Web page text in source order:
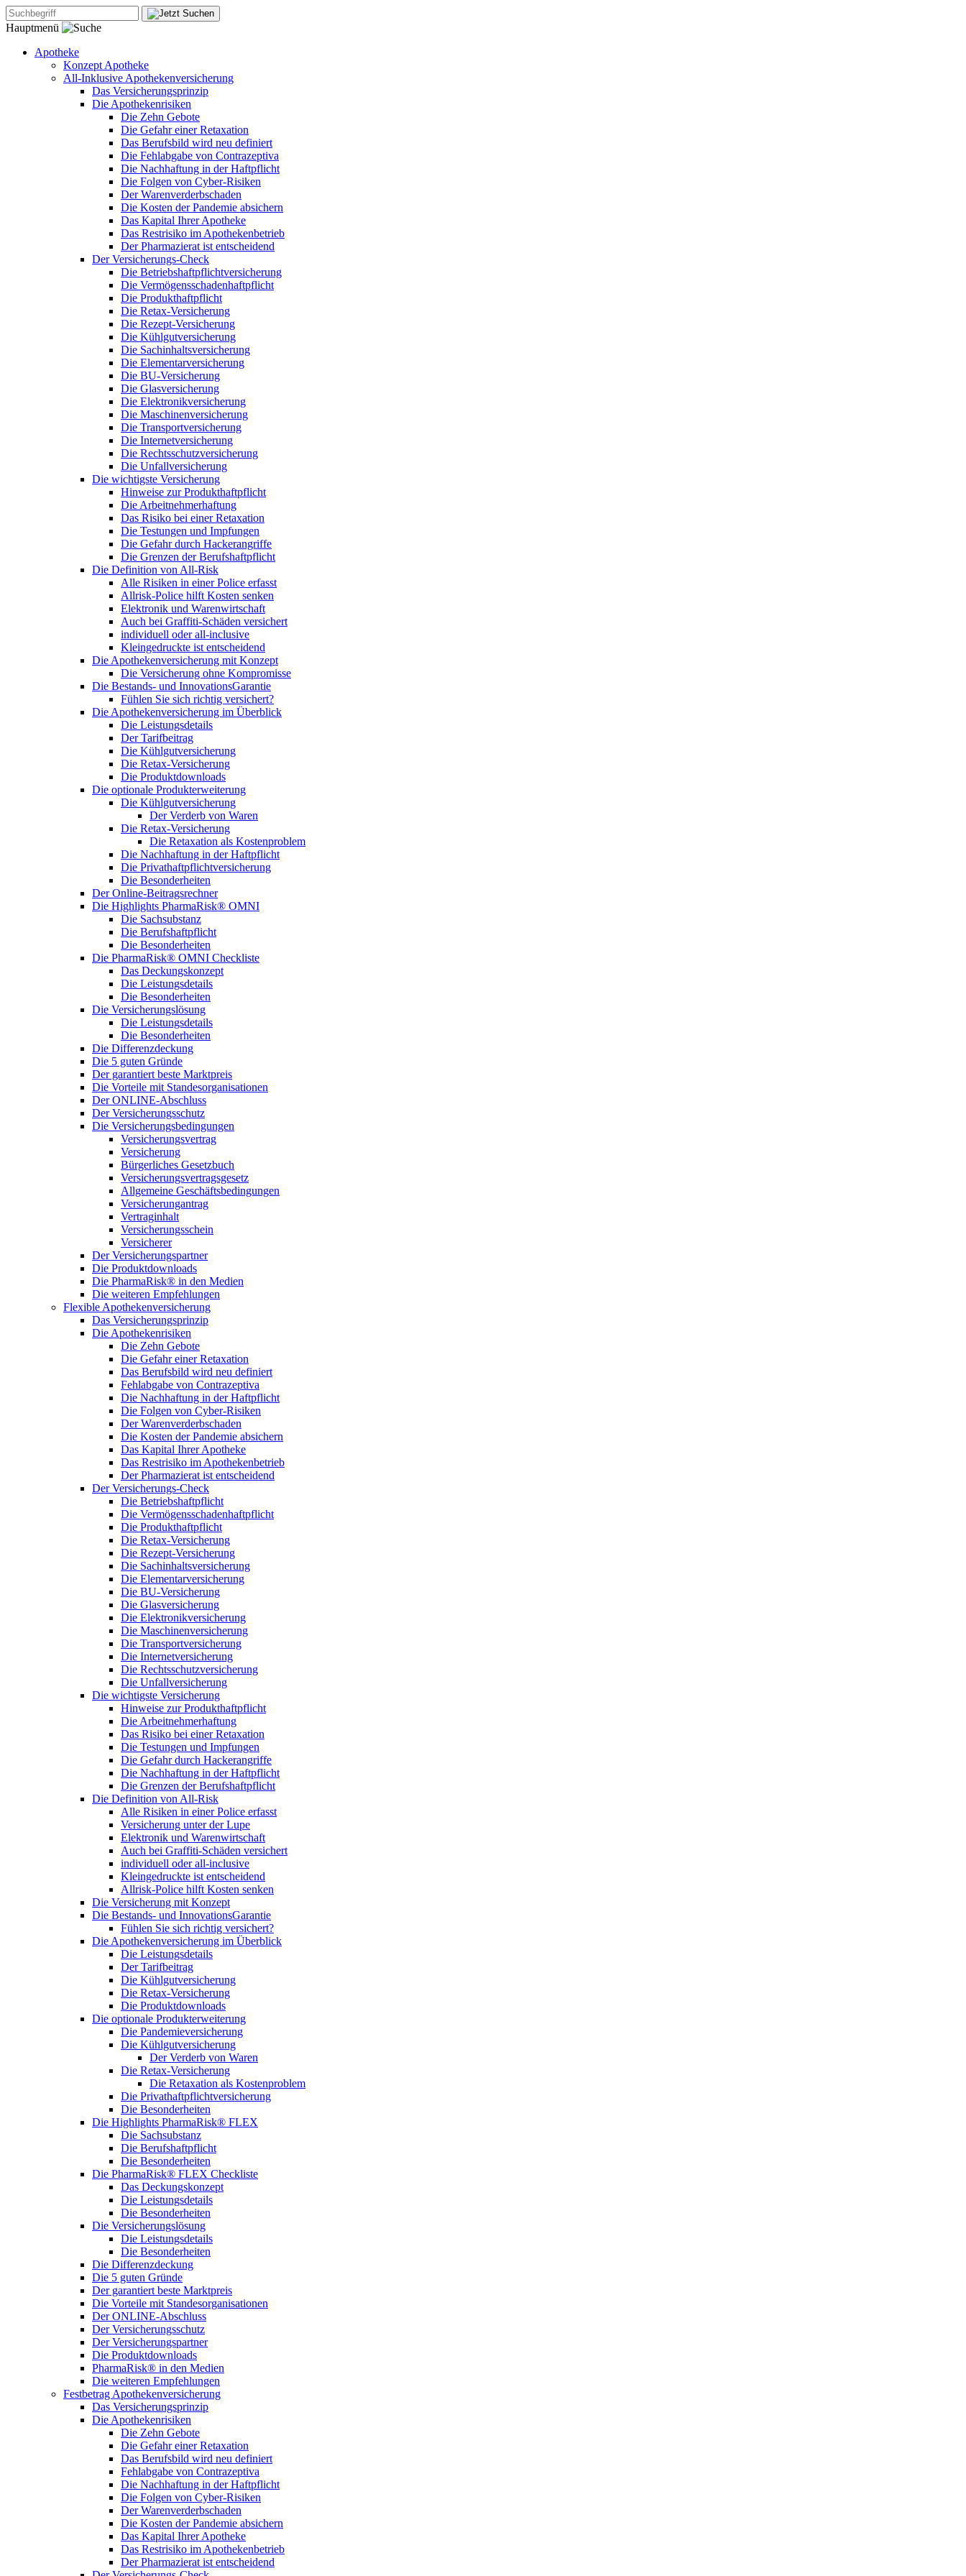
Hauptmenü
Apotheke
Konzept Apotheke
All-Inklusive Apothekenversicherung
Das Versicherungsprinzip
Die Apothekenrisiken
Die Zehn Gebote
Die Gefahr einer Retaxation
Das Berufsbild wird neu definiert
Die Fehlabgabe von Contrazeptiva
Die Nachhaftung in der Haftpflicht
Die Folgen von Cyber-Risiken
Der Warenverderbschaden
Die Kosten der Pandemie absichern
Das Kapital Ihrer Apotheke
Das Restrisiko im Apothekenbetrieb
Der Pharmazierat ist entscheidend
Der Versicherungs-Check
Die Betriebshaftpflichtversicherung
Die Vermögensschadenhaftpflicht
Die Produkthaftpflicht
Die Retax-Versicherung
Die Rezept-Versicherung
Die Kühlgutversicherung
Die Sachinhaltsversicherung
Die Elementarversicherung
Die BU-Versicherung
Die Glasversicherung
Die Elektronikversicherung
Die Maschinenversicherung
Die Transportversicherung
Die Internetversicherung
Die Rechtsschutzversicherung
Die Unfallversicherung
Die wichtigste Versicherung
Hinweise zur Produkthaftpflicht
Die Arbeitnehmerhaftung
Das Risiko bei einer Retaxation
Die Testungen und Impfungen
Die Gefahr durch Hackerangriffe
Die Grenzen der Berufshaftpflicht
Die Definition von All-Risk
Alle Risiken in einer Police erfasst
Allrisk-Police hilft Kosten senken
Elektronik und Warenwirtschaft
Auch bei Graffiti-Schäden versichert
individuell oder all-inclusive
Kleingedruckte ist entscheidend
Die Apothekenversicherung mit Konzept
Die Versicherung ohne Kompromisse
Die Bestands- und InnovationsGarantie
Fühlen Sie sich richtig versichert?
Die Apothekenversicherung im Überblick
Die Leistungsdetails
Der Tarifbeitrag
Die Kühlgutversicherung
Die Retax-Versicherung
Die Produktdownloads
Die optionale Produkterweiterung
Die Kühlgutversicherung
Der Verderb von Waren
Die Retax-Versicherung
Die Retaxation als Kostenproblem
Die Nachhaftung in der Haftpflicht
Die Privathaftpflichtversicherung
Die Besonderheiten
Der Online-Beitragsrechner
Die Highlights PharmaRisk® OMNI
Die Sachsubstanz
Die Berufshaftpflicht
Die Besonderheiten
Die PharmaRisk® OMNI Checkliste
Das Deckungskonzept
Die Leistungsdetails
Die Besonderheiten
Die Versicherungslösung
Die Leistungsdetails
Die Besonderheiten
Die Differenzdeckung
Die 5 guten Gründe
Der garantiert beste Marktpreis
Die Vorteile mit Standesorganisationen
Der ONLINE-Abschluss
Der Versicherungsschutz
Die Versicherungsbedingungen
Versicherungsvertrag
Versicherung
Bürgerliches Gesetzbuch
Versicherungsvertragsgesetz
Allgemeine Geschäftsbedingungen
Versicherungantrag
Vertraginhalt
Versicherungsschein
Versicherer
Der Versicherungspartner
Die Produktdownloads
Die PharmaRisk® in den Medien
Die weiteren Empfehlungen
Flexible Apothekenversicherung
Das Versicherungsprinzip
Die Apothekenrisiken
Die Zehn Gebote
Die Gefahr einer Retaxation
Das Berufsbild wird neu definiert
Fehlabgabe von Contrazeptiva
Die Nachhaftung in der Haftpflicht
Die Folgen von Cyber-Risiken
Der Warenverderbschaden
Die Kosten der Pandemie absichern
Das Kapital Ihrer Apotheke
Das Restrisiko im Apothekenbetrieb
Der Pharmazierat ist entscheidend
Der Versicherungs-Check
Die Betriebshaftpflicht
Die Vermögensschadenhaftpflicht
Die Produkthaftpflicht
Die Retax-Versicherung
Die Rezept-Versicherung
Die Sachinhaltsversicherung
Die Elementarversicherung
Die BU-Versicherung
Die Glasversicherung
Die Elektronikversicherung
Die Maschinenversicherung
Die Transportversicherung
Die Internetversicherung
Die Rechtsschutzversicherung
Die Unfallversicherung
Die wichtigste Versicherung
Hinweise zur Produkthaftpflicht
Die Arbeitnehmerhaftung
Das Risiko bei einer Retaxation
Die Testungen und Impfungen
Die Gefahr durch Hackerangriffe
Die Nachhaftung in der Haftpflicht
Die Grenzen der Berufshaftpflicht
Die Definition von All-Risk
Alle Risiken in einer Police erfasst
Versicherung unter der Lupe
Elektronik und Warenwirtschaft
Auch bei Graffiti-Schäden versichert
individuell oder all-inclusive
Kleingedruckte ist entscheidend
Allrisk-Police hilft Kosten senken
Die Versicherung mit Konzept
Die Bestands- und InnovationsGarantie
Fühlen Sie sich richtig versichert?
Die Apothekenversicherung im Überblick
Die Leistungsdetails
Der Tarifbeitrag
Die Kühlgutversicherung
Die Retax-Versicherung
Die Produktdownloads
Die optionale Produkterweiterung
Die Pandemieversicherung
Die Kühlgutversicherung
Der Verderb von Waren
Die Retax-Versicherung
Die Retaxation als Kostenproblem
Die Privathaftpflichtversicherung
Die Besonderheiten
Die Highlights PharmaRisk® FLEX
Die Sachsubstanz
Die Berufshaftpflicht
Die Besonderheiten
Die PharmaRisk® FLEX Checkliste
Das Deckungskonzept
Die Leistungsdetails
Die Besonderheiten
Die Versicherungslösung
Die Leistungsdetails
Die Besonderheiten
Die Differenzdeckung
Die 5 guten Gründe
Der garantiert beste Marktpreis
Die Vorteile mit Standesorganisationen
Der ONLINE-Abschluss
Der Versicherungsschutz
Der Versicherungspartner
Die Produktdownloads
PharmaRisk® in den Medien
Die weiteren Empfehlungen
Festbetrag Apothekenversicherung
Das Versicherungsprinzip
Die Apothekenrisiken
Die Zehn Gebote
Die Gefahr einer Retaxation
Das Berufsbild wird neu definiert
Fehlabgabe von Contrazeptiva
Die Nachhaftung in der Haftpflicht
Die Folgen von Cyber-Risiken
Der Warenverderbschaden
Die Kosten der Pandemie absichern
Das Kapital Ihrer Apotheke
Das Restrisiko im Apothekenbetrieb
Der Pharmazierat ist entscheidend